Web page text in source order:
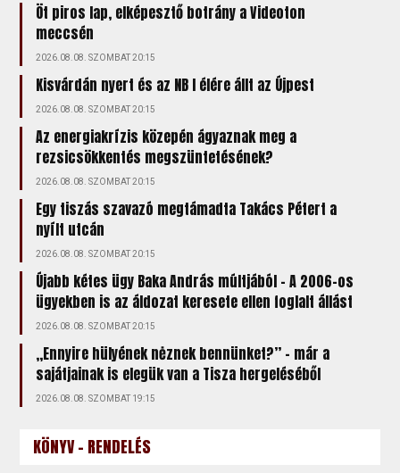
Öt piros lap, elképesztő botrány a Videoton
meccsén
2026.08.08. SZOMBAT 20:15
Kisvárdán nyert és az NB I élére állt az Újpest
2026.08.08. SZOMBAT 20:15
Az energiakrízis közepén ágyaznak meg a
rezsicsökkentés megszüntetésének?
2026.08.08. SZOMBAT 20:15
Egy tiszás szavazó megtámadta Takács Pétert a
nyílt utcán
2026.08.08. SZOMBAT 20:15
Újabb kétes ügy Baka András múltjából – A 2006-os
ügyekben is az áldozat keresete ellen foglalt állást
2026.08.08. SZOMBAT 20:15
„Ennyire hülyének nėznek bennünket?” – már a
sajátjainak is elegük van a Tisza hergeléséből
2026.08.08. SZOMBAT 19:15
KÖNYV - RENDELÉS